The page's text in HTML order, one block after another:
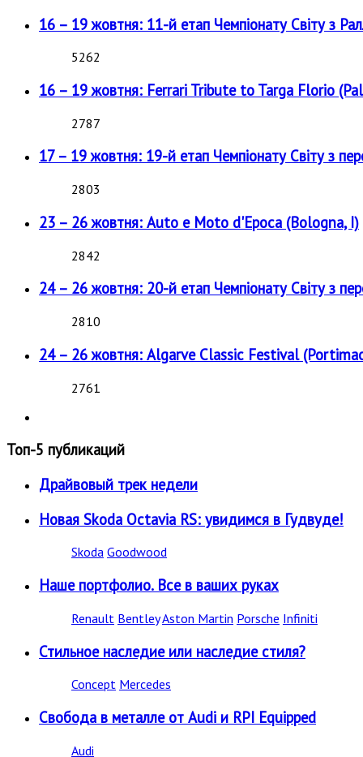
16 – 19 жовтня: 11-й етап Чемпіонату Світу з
5262
16 – 19 жовтня: Ferrari Tribute to Targa Florio
2787
17 – 19 жовтня: 19-й етап Чемпіонату Світу з
2803
23 – 26 жовтня: Auto e Moto d'Epoca (Bologna, I)
2842
24 – 26 жовтня: 20-й етап Чемпіонату Світу з
2810
24 – 26 жовтня: Algarve Classic Festival
2761
Топ-5 публикаций
Драйвовый трек недели
Новая Skoda Octavia RS: увидимся в Гудвуде!
Skoda Goodwood
Наше портфолио. Все в ваших руках
Renault BentleyAston Martin Porsche Infiniti
Стильное наследие или наследие стиля?
Concept Mercedes
Свобода в металле от Audi и RPI Equipped
Audi